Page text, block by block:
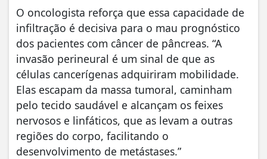
O oncologista reforça que essa capacidade de
infiltração é decisiva para o mau prognóstico
dos pacientes com câncer de pâncreas. “A
invasão perineural é um sinal de que as
células cancerígenas adquiriram mobilidade.
Elas escapam da massa tumoral, caminham
pelo tecido saudável e alcançam os feixes
nervosos e linfáticos, que as levam a outras
regiões do corpo, facilitando o
desenvolvimento de metástases.”